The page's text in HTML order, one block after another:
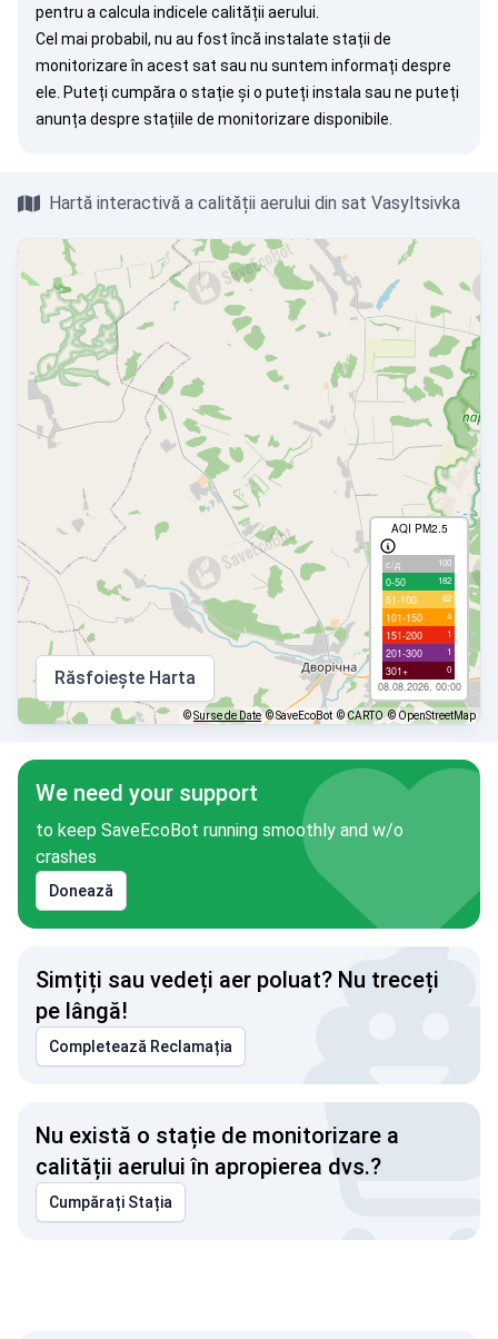
pentru a calcula indicele calității aerului.
Cel mai probabil, nu au fost încă instalate stații de
monitorizare în acest sat sau nu suntem informați despre
ele. Puteți cumpăra o stație și o puteți instala sau ne puteți
anunța despre stațiile de monitorizare disponibile.
Hartă interactivă a calității aerului din sat Vasyltsivka
AQI PM2.5
с/д 100
0-50 182
51-100 62
101-150 4
151-200 1
201-300 1
301+ 0
08.08.2026, 00:00
Răsfoiește Harta
©Surse de Date © SaveEcoBot © CARTO © OpenStreetMap
We need your support
to keep SaveEcoBot running smoothly and w/o
crashes
Donează
Simțiți sau vedeți aer poluat? Nu treceți
pe lângă!
Completează Reclamația
Nu există o stație de monitorizare a
calității aerului în apropierea dvs.?
Cumpărați Stația